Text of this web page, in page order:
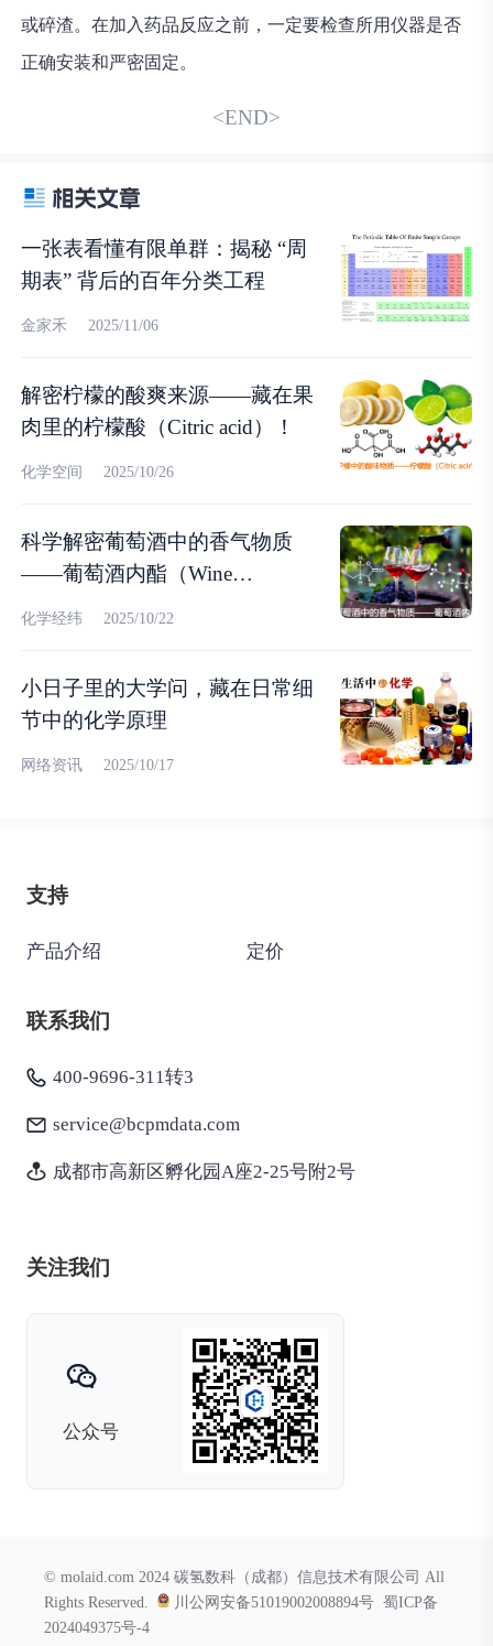
或碎渣。在加入药品反应之前，一定要检查所用仪器是否
正确安装和严密固定。
<END>
一张表看懂有限单群：揭秘 “周
期表” 背后的百年分类工程
金家禾 2025/11/06
解密柠檬的酸爽来源——藏在果
肉里的柠檬酸（Citric acid）！
化学空间 2025/10/26
科学解密葡萄酒中的香气物质
——葡萄酒内酯（Wine
lactone）！
化学经纬 2025/10/22
小日子里的大学问，藏在日常细
节中的化学原理
网络资讯 2025/10/17
支持
产品介绍 定价
联系我们
400-9696-311转3
service@bcpmdata.com
成都市高新区孵化园A座2-25号附2号
关注我们
公众号
© molaid.com 2024 碳氢数科（成都）信息技术有限公司 All
Rights Reserved.
川公网安备51019002008894号 蜀ICP备
2024049375号-4